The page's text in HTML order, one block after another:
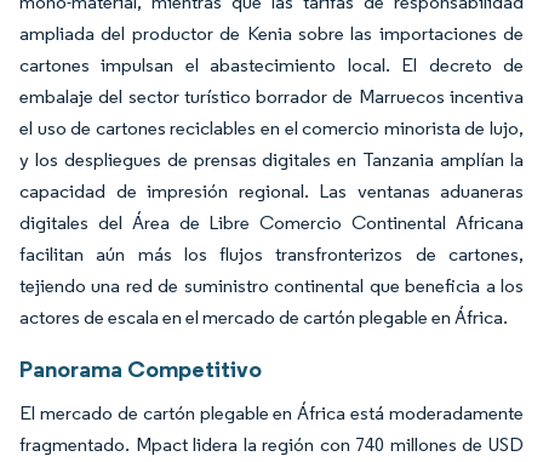
ampliada del productor de Kenia sobre las importaciones de
cartones impulsan el abastecimiento local. El decreto de
embalaje del sector turístico borrador de Marruecos incentiva
el uso de cartones reciclables en el comercio minorista de lujo,
y los despliegues de prensas digitales en Tanzania amplían la
capacidad de impresión regional. Las ventanas aduaneras
digitales del Área de Libre Comercio Continental Africana
facilitan aún más los flujos transfronterizos de cartones,
tejiendo una red de suministro continental que beneficia a los
actores de escala en el mercado de cartón plegable en África.
Panorama Competitivo
El mercado de cartón plegable en África está moderadamente
fragmentado. Mpact lidera la región con 740 millones de USD